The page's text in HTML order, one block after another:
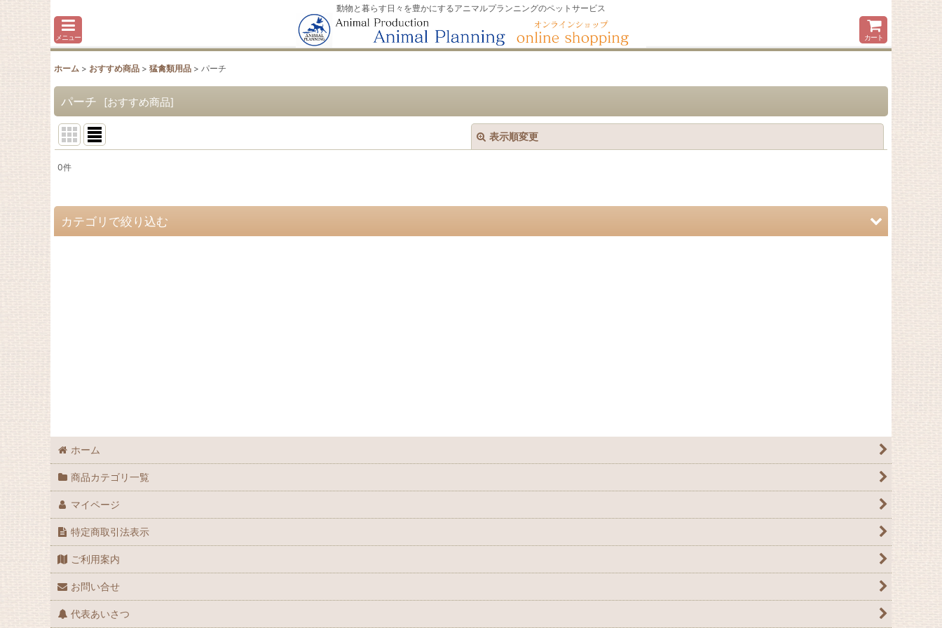
動物と暮らす日々を豊かにするアニマルプランニングのペットサービス
メニュー カート
ホーム > おすすめ商品 > 猛禽類用品 > パーチ
パーチ [おすすめ商品]
表示順変更
並び順 :
0件
カテゴリで絞り込む
リーシュ
グローブ
人工芝
スイベル
その他グッズ
ホーム
商品カテゴリ一覧
マイページ
特定商取引法表示
ご利用案内
お問い合せ
代表あいさつ